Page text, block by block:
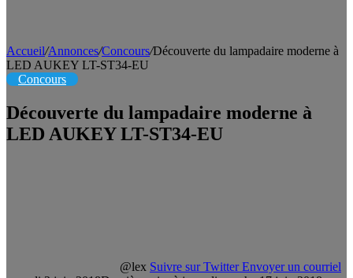
Accueil/Annonces/Concours/Découverte du lampadaire moderne à
LED AUKEY LT-ST34-EU
Concours
Découverte du lampadaire moderne à
LED AUKEY LT-ST34-EU
@lex Suivre sur Twitter Envoyer un courriel